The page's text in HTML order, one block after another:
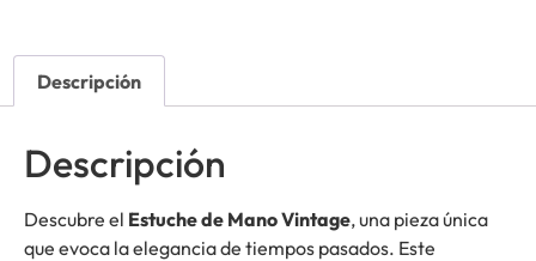
Descripción
Descripción
Descubre el Estuche de Mano Vintage, una pieza única
que evoca la elegancia de tiempos pasados. Este